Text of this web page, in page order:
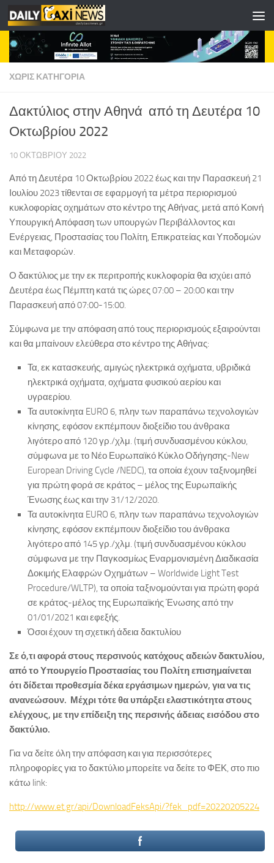
Skip to content
ΧΩΡΊΣ ΚΑΤΗΓΟΡΊΑ
Δακτύλιος στην Αθηνά από τη Δευτέρα 10
Οκτωβρίου 2022
10 ΟΚΤΩΒΡΊΟΥ 2022
Από τη Δευτέρα 10 Οκτωβρίου 2022 έως και την Παρασκευή 21
Ιουλίου 2023 τίθενται σε εφαρμογή τα μέτρα περιορισμού
κυκλοφορίας οχημάτων στο κέντρο της Αθήνας, μετά από Κοινή
Υπουργική Απόφαση των υπουργών Περιβάλλοντος και
Ενέργειας, Προστασίας του Πολίτη, Επικρατείας και Υποδομών
και Μεταφορών.
Ο δακτύλιος με την εκ περιτροπής κυκλοφορία θα ισχύει από
Δευτέρα έως Πέμπτη κατά τις ώρες 07:00 – 20:00 και την
Παρασκευή από 07:00-15:00.
Σύμφωνα με την απόφαση από τους περιορισμούς εξαιρούνται
και θα μπαίνουν ελεύθερα στο κέντρο της Αθήνας:
Τα, εκ κατασκευής, αμιγώς ηλεκτρικά οχήματα, υβριδικά
ηλεκτρικά οχήματα, οχήματα φυσικού αερίου και
υγραερίου.
Τα αυτοκίνητα EURO 6, πλην των παραπάνω τεχνολογιών
κίνησης, εφόσον εκπέμπουν διοξείδιο του άνθρακα
λιγότερο από 120 γρ./χλμ. (τιμή συνδυασμένου κύκλου,
σύμφωνα με το Νέο Ευρωπαϊκό Κύκλο Οδήγησης-New
European Driving Cycle /NEDC), τα οποία έχουν ταξινομηθεί
για πρώτη φορά σε κράτος – μέλος της Ευρωπαϊκής
Ένωσης έως και την 31/12/2020.
Τα αυτοκίνητα EURO 6, πλην των παραπάνω τεχνολογιών
κίνησης, εφόσον εκπέμπουν διοξείδιο του άνθρακα
λιγότερο από 145 γρ./χλμ. (τιμή συνδυασμένου κύκλου
σύμφωνα με την Παγκοσμίως Εναρμονισμένη Διαδικασία
Δοκιμής Ελαφρών Οχημάτων – Worldwide Light Test
Procedure/WLTP), τα οποία ταξινομούνται για πρώτη φορά
σε κράτος-μέλος της Ευρωπαϊκής Ένωσης από την
01/01/2021 και εφεξής.
Όσοι έχουν τη σχετική άδεια δακτυλίου
Σε ό,τι αφορά στους περσινούς κατόχους αδειών δακτυλίου,
από το Υπουργείο Προστασίας του Πολίτη επισημαίνεται
ότι δίδεται προθεσμία δέκα εργάσιμων ημερών, για να τις
ανανεώσουν. Μέχρι τότε θα υπάρξει ελαστικότητα στους
ελέγχους, με την επίδειξη της περσινής άδειας εισόδου στο
δακτύλιο.
Για να δείτε όλη την απόφαση και για περισσότερες
πληροφορίες για το δακτύλιο μπορείτε να δείτε το ΦΕΚ, στο πιο
κάτω link:
http://www.et.gr/api/DownloadFeksApi/?fek_pdf=20220205224